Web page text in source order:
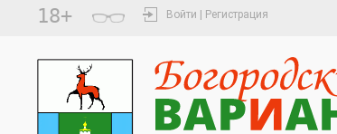
18+ Войти | Регистрация